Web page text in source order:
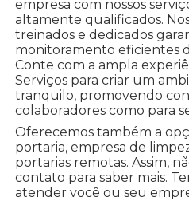
empresa com nossos
altamente qualificados.
treinados e dedicados
monitoramento eficientes
Conte com a ampla
Serviços para criar um
tranquilo, promovendo
colaboradores como para
Oferecemos também a
portaria, empresa de
portarias remotas. Assim,
contato para saber mais.
atender você ou seu